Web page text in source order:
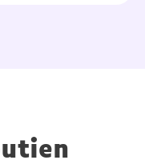
données
vous pouvez